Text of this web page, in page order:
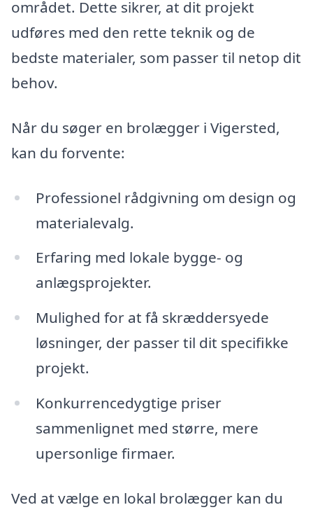
området. Dette sikrer, at dit projekt
udføres med den rette teknik og de
bedste materialer, som passer til netop dit
behov.
Når du søger en brolægger i Vigersted,
kan du forvente:
Professionel rådgivning om design og
materialevalg.
Erfaring med lokale bygge- og
anlægsprojekter.
Mulighed for at få skræddersyede
løsninger, der passer til dit specifikke
projekt.
Konkurrencedygtige priser
sammenlignet med større, mere
upersonlige firmaer.
Ved at vælge en lokal brolægger kan du